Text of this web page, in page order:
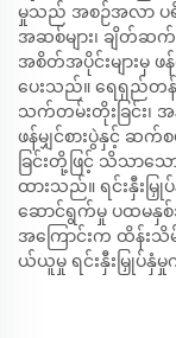
မှုသည် အစဉ်အလာ ပရိ
အဆစ်များ၊ ချိတ်ဆ
အစိတ်အပိုင်းများမှ ဖ
ပေးသည်။ ရေရှည်တန်
သက်တမ်းတိုးခြင်း၊ အ
ဖန်မျှင်စားပွဲနှင့် ဆက်
ခြင်းတို့ဖြင့် သိသာသ
ထားသည်။ ရင်းနှီးမ
ဆောင်ရွက်မှု ပထမနှ
အကြောင်းက ထိန်းသိ
ယ်ယူမှု ရင်းနှီးမြှုပ်နှံ